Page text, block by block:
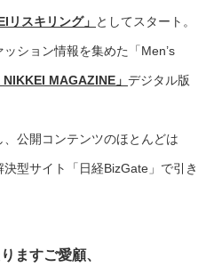
リスキリング」 としてスタート。
ション情報を集めた「Men’s
NIKKEI MAGAZINE」 デジタル版
公開コンテンツのほとんどは
決型サイト「日経BizGate」で引き
ますご愛顧、